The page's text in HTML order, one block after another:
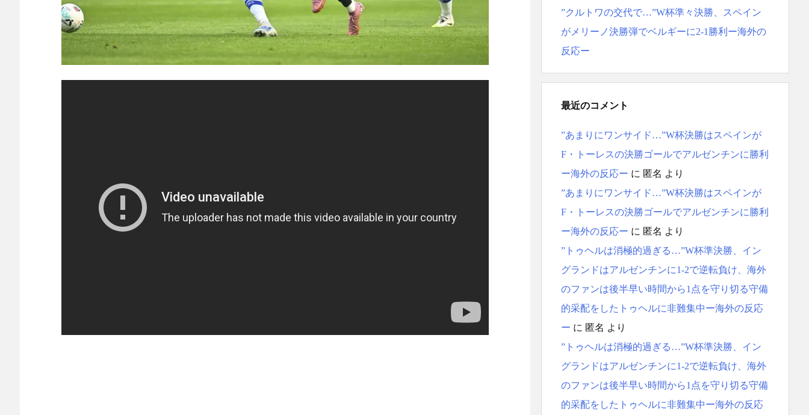
守り切る！
The Show Must Go On: Coping with Success and Failure in Showbiz
【日本代表】ボーフム浅野が日本に重要な勝利をもたらす！ドイツ紙
海外サッカー、引退するような年齢のおっさんが無双する
Powered by livedoor 相互RSS
”クルトワの交代で…”W杯準々決勝、スペイン
がメリーノ決勝弾でベルギーに2-1勝利ー海外の
反応ー
最近のコメント
”あまりにワンサイド…”W杯決勝はスペインが
F・トーレスの決勝ゴールでアルゼンチンに勝利
ー海外の反応ー に 匿名 より
”あまりにワンサイド…”W杯決勝はスペインが
F・トーレスの決勝ゴールでアルゼンチンに勝利
ー海外の反応ー に 匿名 より
”トゥヘルは消極的過ぎる…”W杯準決勝、イン
グランドはアルゼンチンに1-2で逆転負け、海外
のファンは後半早い時間から1点を守り切る守備
的采配をしたトゥヘルに非難集中ー海外の反応
ー に 匿名 より
”トゥヘルは消極的過ぎる…”W杯準決勝、イン
グランドはアルゼンチンに1-2で逆転負け、海外
のファンは後半早い時間から1点を守り切る守備
的采配をしたトゥヘルに非難集中ー海外の反応